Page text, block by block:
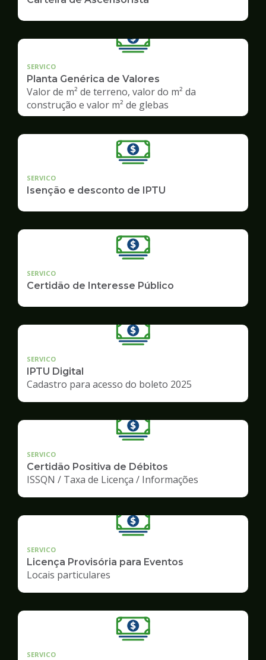
SERVICO
Planta Genérica de Valores
Valor de m² de terreno, valor do m² da
construção e valor m² de glebas
SERVICO
Isenção e desconto de IPTU
SERVICO
Certidão de Interesse Público
SERVICO
IPTU Digital
Cadastro para acesso do boleto 2025
SERVICO
Certidão Positiva de Débitos
ISSQN / Taxa de Licença / Informações
SERVICO
Licença Provisória para Eventos
Locais particulares
SERVICO